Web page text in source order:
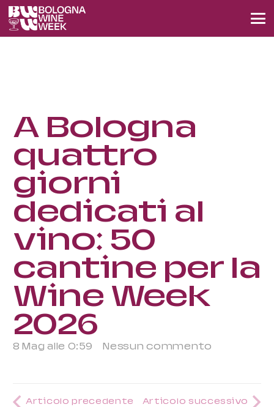
A Bologna
quattro
giorni
dedicati al
vino: 50
cantine per la
Wine Week
2026
8 Mag alle 0:59 Nessun commento
Articolo precedente Articolo successivo